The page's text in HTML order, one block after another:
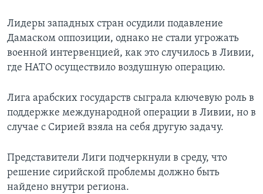
Лидеры западных стран осудили подавление
Дамаском оппозиции, однако не стали угрожать
военной интервенцией, как это случилось в Ливии,
где НАТО осуществило воздушную операцию.
Лига арабских государств сыграла ключевую роль в
поддержке международной операции в Ливии, но в
случае с Сирией взяла на себя другую задачу.
Представители Лиги подчеркнули в среду, что
решение сирийской проблемы должно быть
найдено внутри региона.